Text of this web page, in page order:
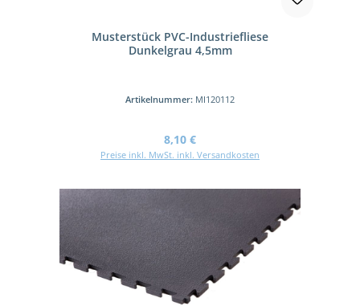
Musterstück PVC-Industriefliese
Dunkelgrau 4,5mm
Artikelnummer: MI120112
Regulärer Preis:
8,10 €
Preise inkl. MwSt. inkl. Versandkosten